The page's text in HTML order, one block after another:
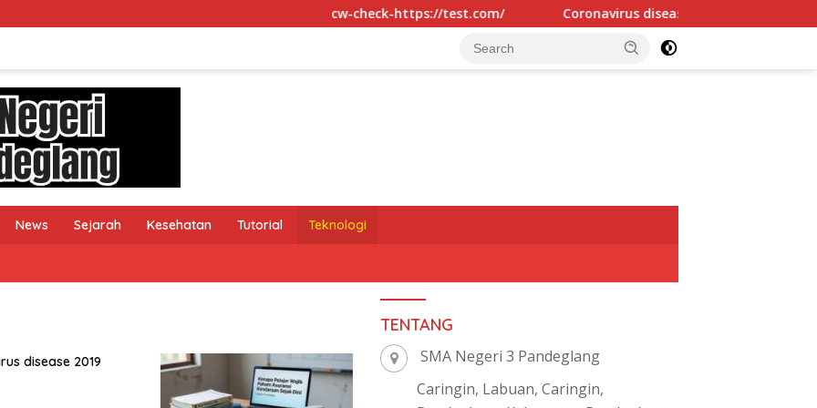
cw-check-https://test.com/ Coronavirus disease 2019
News Sejarah Kesehatan Tutorial Teknologi
TENTANG
SMA Negeri 3 Pandeglang
Caringin, Labuan, Caringin,